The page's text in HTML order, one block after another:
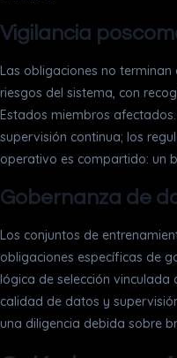
Vigilancia
Las obligaciones no
riesgos del sistema, con
Estados miembros
supervisión continua; los
operativo es compartido: un
Gobernanza de
Los conjuntos de
obligaciones específicas de
lógica de selección vinculada
calidad de datos y
una diligencia debida sobre